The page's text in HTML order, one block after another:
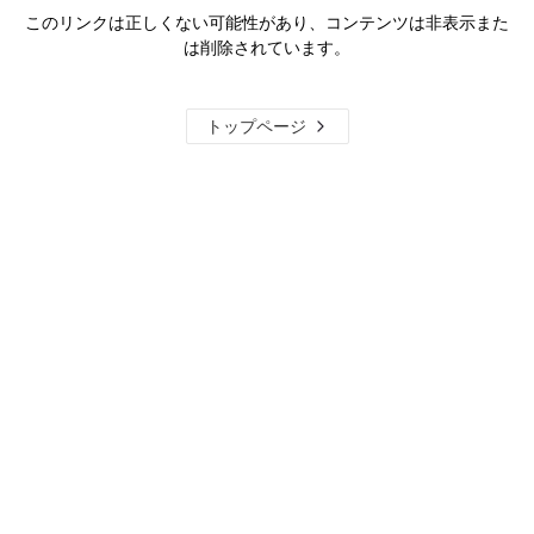
このリンクは正しくない可能性があり、コンテンツは非表示また
は削除されています。
トップページ